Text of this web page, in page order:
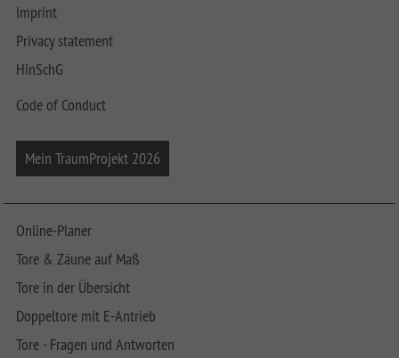
Imprint
Privacy statement
HinSchG
Code of Conduct
Mein TraumProjekt 2026
Online-Planer
Tore & Zäune auf Maß
Tore in der Übersicht
Doppeltore mit E-Antrieb
Tore - Fragen und Antworten